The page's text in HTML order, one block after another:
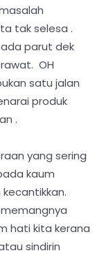
tak selesa .
parut dek
OH
satu jalan
produk
.
yang sering
kaum
hati kita kerana
sindirin